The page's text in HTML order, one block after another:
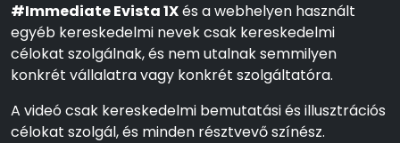
#Immediate Evista 1Xés a webhelyen használt
egyéb kereskedelmi nevek csak kereskedelmi
célokat szolgálnak, és nem utalnak semmilyen
konkrét vállalatra vagy konkrét szolgáltatóra.
A videó csak kereskedelmi bemutatási és illusztrációs
célokat szolgál, és minden résztvevő színész.